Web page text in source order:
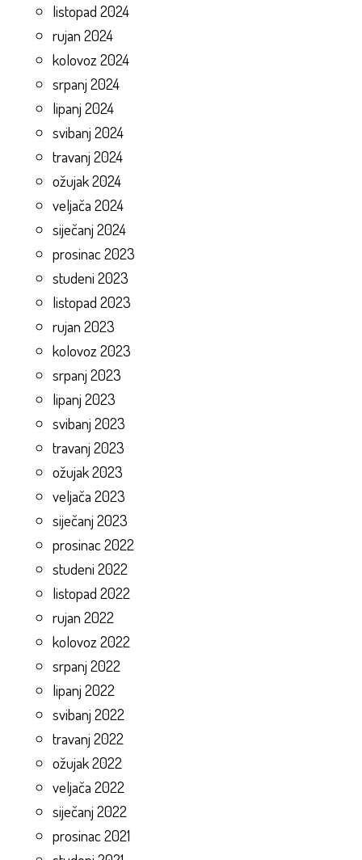
listopad 2024
rujan 2024
kolovoz 2024
srpanj 2024
lipanj 2024
svibanj 2024
travanj 2024
ožujak 2024
veljača 2024
siječanj 2024
prosinac 2023
studeni 2023
listopad 2023
rujan 2023
kolovoz 2023
srpanj 2023
lipanj 2023
svibanj 2023
travanj 2023
ožujak 2023
veljača 2023
siječanj 2023
prosinac 2022
studeni 2022
listopad 2022
rujan 2022
kolovoz 2022
srpanj 2022
lipanj 2022
svibanj 2022
travanj 2022
ožujak 2022
veljača 2022
siječanj 2022
prosinac 2021